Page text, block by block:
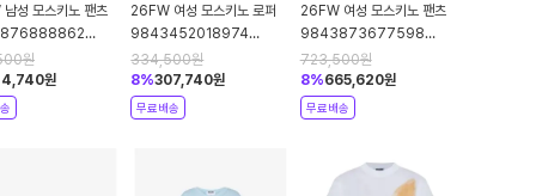
성 모스키노 팬츠
원
원
26FW 여성 모스키노 로퍼
9843452018974
BLACK
334,500원
8%307,740원
무료배송
26FW 여성 모스키노 팬츠
9843873677598
GREY
723,500원
8%665,620원
무료배송